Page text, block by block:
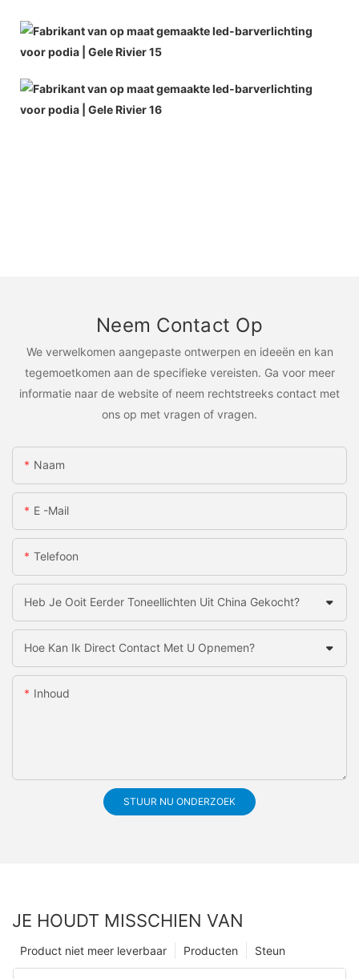
Neem Contact Op
We verwelkomen aangepaste ontwerpen en ideeën en kan
tegemoetkomen aan de specifieke vereisten. Ga voor meer
informatie naar de website of neem rechtstreeks contact met
ons op met vragen of vragen.
Naam
E -mail
Telefoon
Heb Je Ooit Eerder Toneellichten Uit China Gekocht?
Hoe Kan Ik Direct Contact Met U Opnemen?
Inhoud
STUUR NU ONDERZOEK
JE HOUDT MISSCHIEN VAN
Steun
Producten
Product niet meer leverbaar